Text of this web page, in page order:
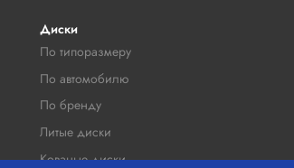
Диски
По типоразмеру
По автомобилю
По бренду
Литые диски
Кованые диски